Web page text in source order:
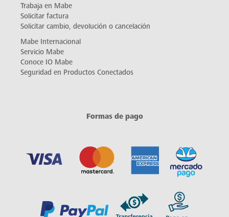
Trabaja en Mabe
Solicitar factura
Solicitar cambio, devolución o cancelación
Mabe Internacional
Servicio Mabe
Conoce IO Mabe
Seguridad en Productos Conectados
Formas de pago